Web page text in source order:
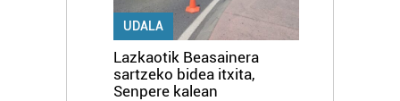
UDALA
Lazkaotik Beasainera
sartzeko bidea itxita,
Senpere kalean